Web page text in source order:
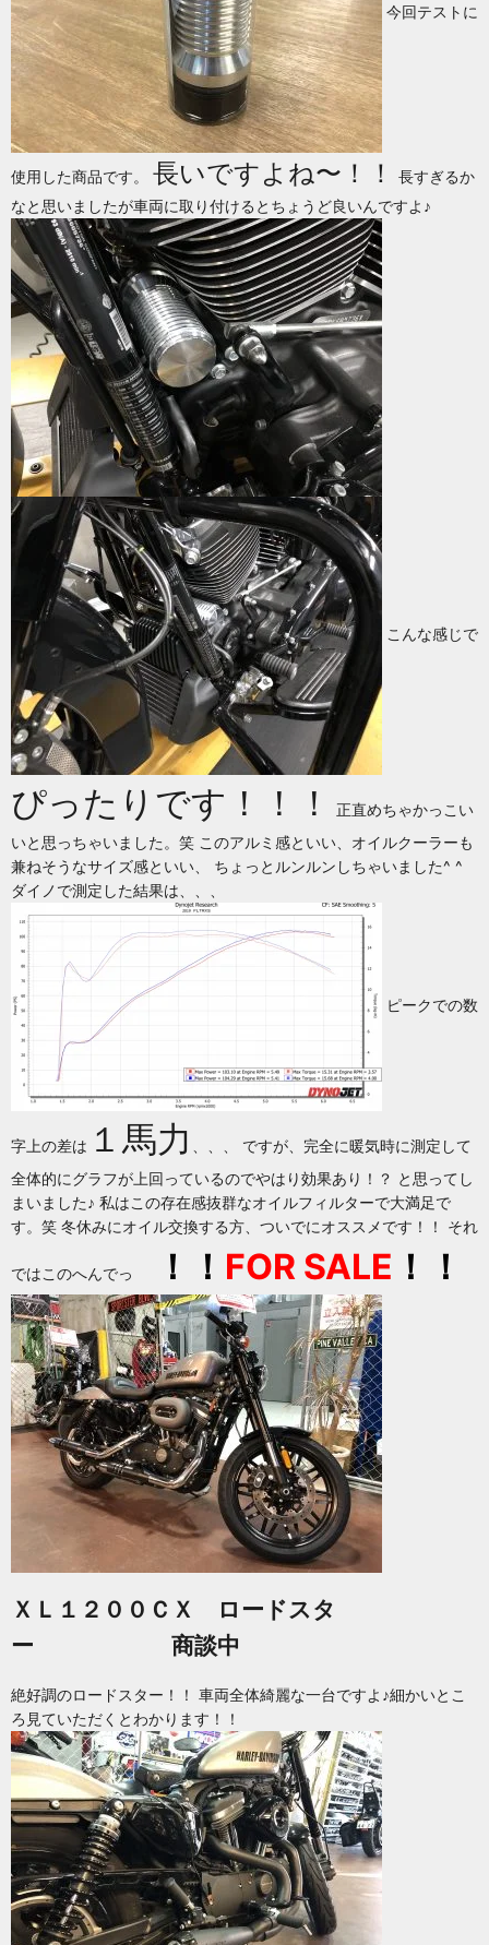
今回テストに
使用した商品です。 長いですよね〜！！
長すぎるか
なと思いましたが車両に取り付けるとちょうど良いんですよ♪
こんな感じで
ぴったりです！！！
正直めちゃかっこい
いと思っちゃいました。笑 このアルミ感といい、オイルクーラーも
兼ねそうなサイズ感といい、 ちょっとルンルンしちゃいました^ ^
ダイノで測定した結果は、、、
ピークでの数
字上の差は １馬力
、、、 ですが、完全に暖気時に測定して
全体的にグラフが上回っているのでやはり効果あり！？ と思ってし
まいました♪ 私はこの存在感抜群なオイルフィルターで大満足で
す。笑 冬休みにオイル交換する方、ついでにオススメです！！ それ
ではこのへんでっ ！！ FOR SALE ！！
ＸＬ１２００ＣＸ ロードスタ
ー 商談中
絶好調のロードスター！！ 車両全体綺麗な一台ですよ♪細かいとこ
ろ見ていただくとわかります！！